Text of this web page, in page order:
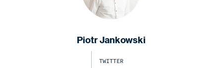
Piotr Jankowski
TWITTER